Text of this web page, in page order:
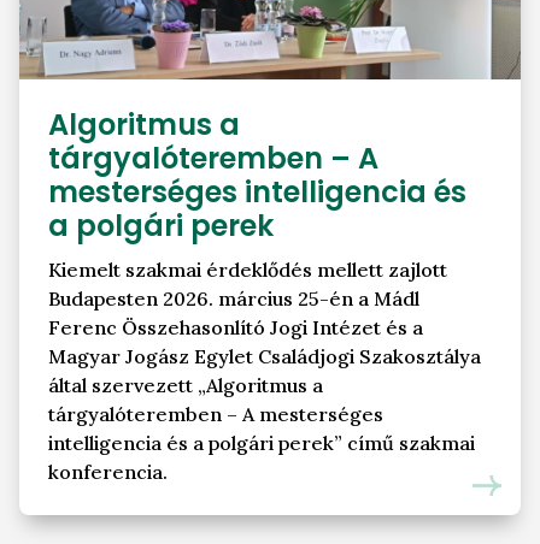
Algoritmus a
tárgyalóteremben – A
mesterséges intelligencia és
a polgári perek
Kiemelt szakmai érdeklődés mellett zajlott
Budapesten 2026. március 25-én a Mádl
Ferenc Összehasonlító Jogi Intézet és a
Magyar Jogász Egylet Családjogi Szakosztálya
által szervezett „Algoritmus a
tárgyalóteremben – A mesterséges
intelligencia és a polgári perek” című szakmai
konferencia.